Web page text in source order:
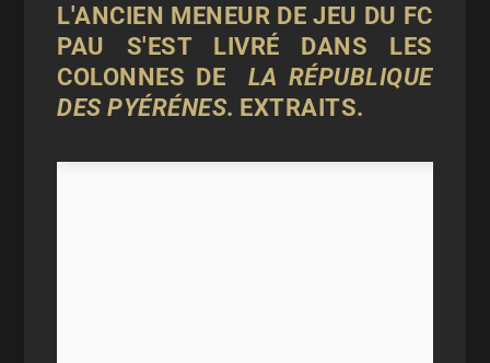
L'ANCIEN MENEUR DE JEU DU FC
PAU S'EST LIVRÉ DANS LES
COLONNES DE LA RÉPUBLIQUE
DES PYÉRÉNES. EXTRAITS.